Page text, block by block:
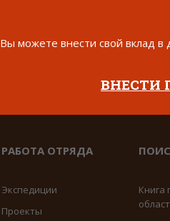
Вы можете внести свой вклад в
ВНЕСТИ
РАБОТА ОТРЯДА
Экспедиции
Проекты
Книга